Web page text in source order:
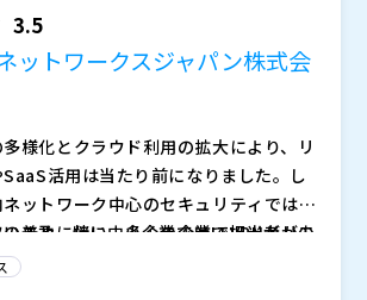
末の共同利用、自宅での制作作業にも
手ゲーム制作会社でも多数採用されて
／映像制作の生産性を落とさずリモー
方 ・高いセキュリティを維持しながら
したい方 ・現場が納得できる実用的
境を検討している方
（
）
（
ソース活用研究所（ ）
（
）
力、講演企業は将来的に追加、削除さ
ます。
3.5
ットワークスジャパン株式会
様化とクラウド利用の拡大により、リ
活用は当たり前になりました。し
ットワーク中心のセキュリティでは限
ます。特に中小企業ではIT担当者が少
トワーク管理やセキュリティ製品の個
普及に伴い、多くの企業でVPNがリモ
盤として利用されています。しかし、